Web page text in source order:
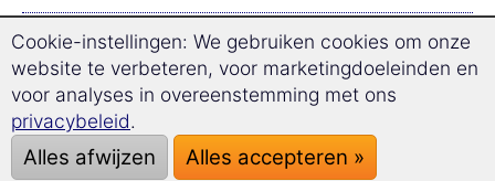
De aanbevolen leertijd is slechts17
minuten per dag.
U zult versteld staan hoe snel en
efficiënt u
uw woordenschat
uitbreidtmet deze cursus!
Cookie-instellingen: We gebruiken cookies om onze
website te verbeteren, voor marketingdoeleinden en
voor analyses in overeenstemming met ons
privacybeleid.
Alles afwijzen Alles accepteren »